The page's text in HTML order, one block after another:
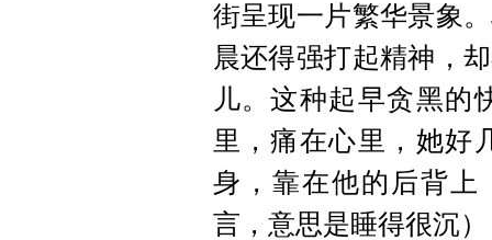
街呈现一片繁华景象
晨还得强打起精神，
儿。这种起早贪黑的
里，痛在心里，她好
身，靠在他的后背上
言，意思是睡得很沉